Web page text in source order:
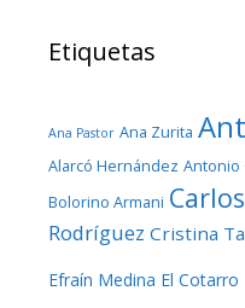
Etiquetas
Ana Pastor Ana Zurita
Alarcó Hernández Antonio
Bolorino Armani
Rodríguez Cristina
Efraín Medina El Cotarro